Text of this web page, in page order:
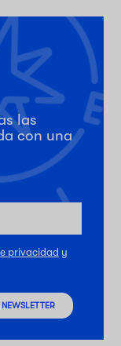
las
con una
privacidad y